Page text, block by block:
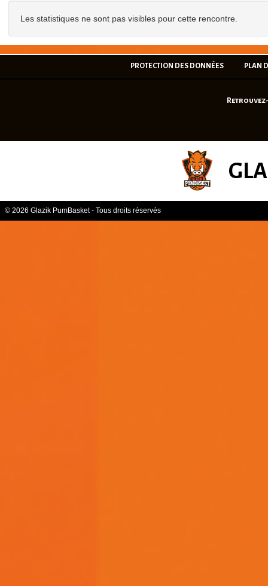
Les statistiques ne sont pas visibles pour cette rencontre.
PROTECTION DES DONNÉES PLAN
© 2026 Glazik PumBasket - Tous droits réservés